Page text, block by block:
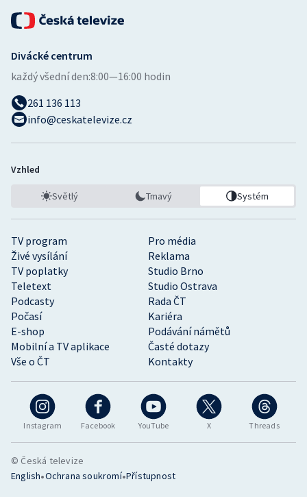
Volejbal
Ostatní
Instagram Facebook YouTube X Threads
TV program
Pro média
Živé vysílání
Reklama
TV poplatky
Studio Brno
Teletext
Studio Ostrava
Podcasty
Rada ČT
Počasí
Kariéra
E-shop
Podávání námětů
Mobilní a TV aplikace
Časté dotazy
Vše o ČT
Kontakty
Divácké centrum
každý všední den:8:00—16:00 hodin
261 136 113
info@ceskatelevize.cz
Vzhled
Světlý Tmavý Systém
© Česká televize
English•Ochrana soukromí•Přístupnost